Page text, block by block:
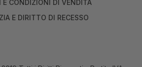
E CONDIZIONI DI VENDITA
E DIRITTO DI RECESSO